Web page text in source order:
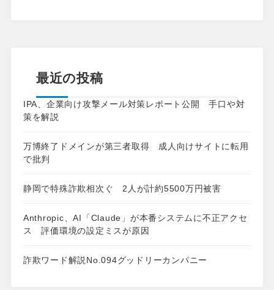
最近の投稿
IPA、企業向け攻撃メール対策レポート公開 手口や対
策を解説
万博終了ドメインが第三者取得 成人向けサイトに転用
で批判
静岡で特殊詐欺相次ぐ 2人が計約5500万円被害
Anthropic、AI「Claude」が本番システムに不正アクセ
ス 評価環境の設定ミスが原因
詐欺ワード解説No.094グッドリーカンパニー